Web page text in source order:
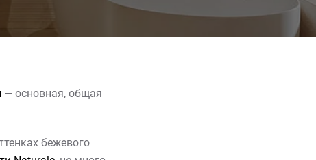
— основная, общая
бежевого